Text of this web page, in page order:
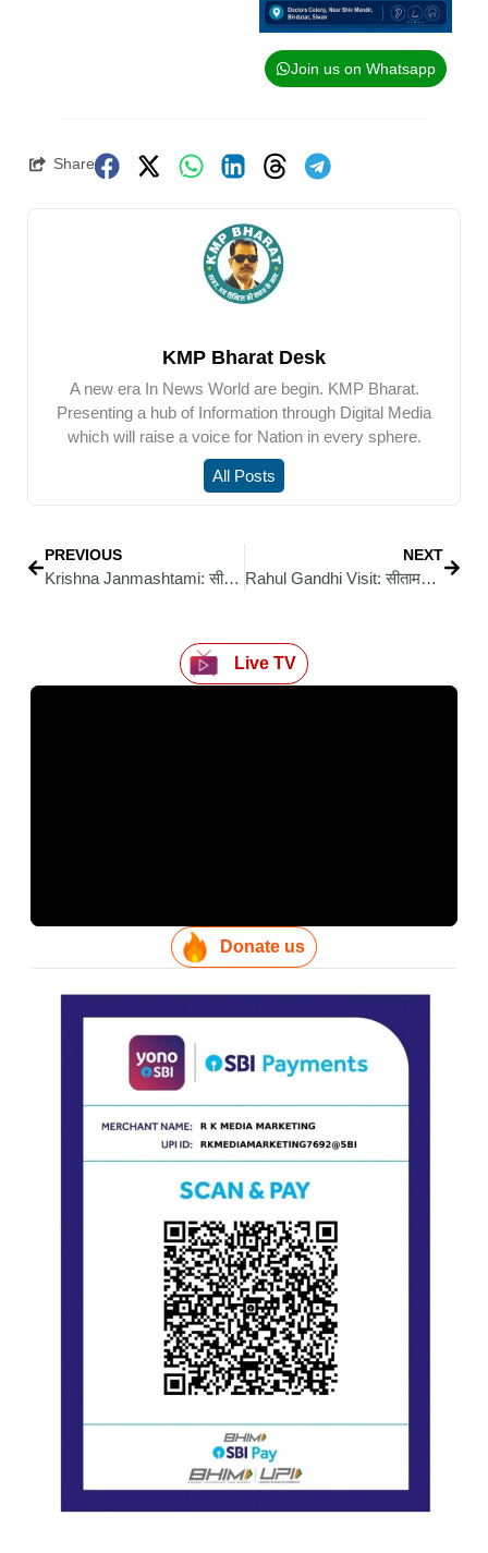
Join us on Whatsapp
Share
KMP Bharat Desk
A new era In News World are begin. KMP Bharat.
Presenting a hub of Information through Digital Media
which will raise a voice for Nation in every sphere.
All Posts
PREVIOUS
Krishna Janmashtami: सीवान में श्रीकृष्ण जन्मोत्सव पर उमड़ा उल्लास, बच्चों ने राधा-कृष्ण बन मोह लिया मन
NEXT
Rahul Gandhi Visit: सीतामढ़ी में राहुल गांधी का होगा भव्य स्वागत, रकटू प्रसाद बोले– यात्रा से बदलेगी बिहार की सियासत
Live TV
Donate us